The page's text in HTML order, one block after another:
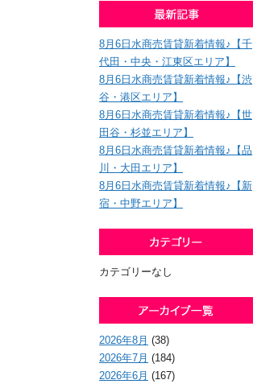
8月6日水商売賃貸新着情報♪【千
代田・中央・江東区エリア】
8月6日水商売賃貸新着情報♪【渋
谷・港区エリア】
8月6日水商売賃貸新着情報♪【世
田谷・杉並エリア】
8月6日水商売賃貸新着情報♪【品
川・大田エリア】
8月6日水商売賃貸新着情報♪【新
宿・中野エリア】
カテゴリーなし
2026年8月 (38)
2026年7月 (184)
2026年6月 (167)